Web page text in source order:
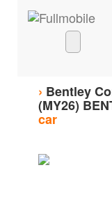
› Bentley
(MY26)
car